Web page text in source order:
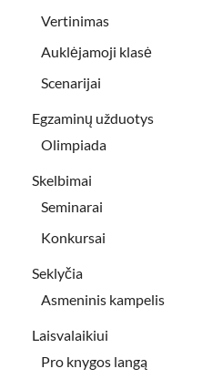
Vertinimas
Auklėjamoji klasė
Scenarijai
Egzaminų užduotys
Olimpiada
Skelbimai
Seminarai
Konkursai
Seklyčia
Asmeninis kampelis
Laisvalaikiui
Pro knygos langą